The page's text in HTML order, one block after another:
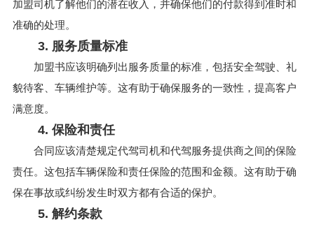
加盟司机了解他们的潜在收入，并确保他们的付款得到准时和
准确的处理。
3. 服务质量标准
加盟书应该明确列出服务质量的标准，包括安全驾驶、礼
貌待客、车辆维护等。这有助于确保服务的一致性，提高客户
满意度。
4. 保险和责任
合同应该清楚规定代驾司机和代驾服务提供商之间的保险
责任。这包括车辆保险和责任保险的范围和金额。这有助于确
保在事故或纠纷发生时双方都有合适的保护。
5. 解约条款